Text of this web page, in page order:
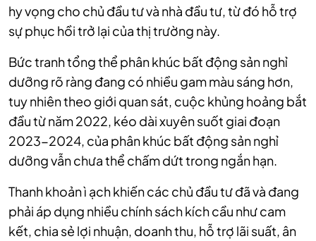
hy vọng cho chủ đầu tư và nhà đầu tư, từ đó hỗ trợ
sự phục hồi trở lại của thị trường này.
Bức tranh tổng thể phân khúc bất động sản nghỉ
dưỡng rõ ràng đang có nhiều gam màu sáng hơn,
tuy nhiên theo giới quan sát, cuộc khủng hoảng bắt
đầu từ năm 2022, kéo dài xuyên suốt giai đoạn
2023-2024, của phân khúc bất động sản nghỉ
dưỡng vẫn chưa thể chấm dứt trong ngắn hạn.
Thanh khoản ì ạch khiến các chủ đầu tư đã và đang
phải áp dụng nhiều chính sách kích cầu như cam
kết, chia sẻ lợi nhuận, doanh thu, hỗ trợ lãi suất, ân